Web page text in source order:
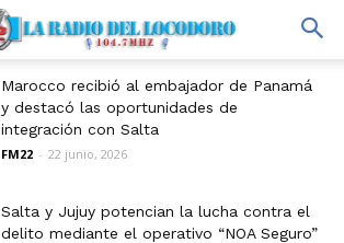
Marocco recibió al embajador de Panamá
y destacó las oportunidades de
integración con Salta
FM22 - 22 junio, 2026
Salta y Jujuy potencian la lucha contra el
delito mediante el operativo “NOA Seguro”